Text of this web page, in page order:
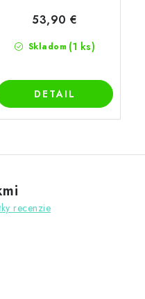
Skladom (1 ks)
53,90 €
DETAIL
recenzie